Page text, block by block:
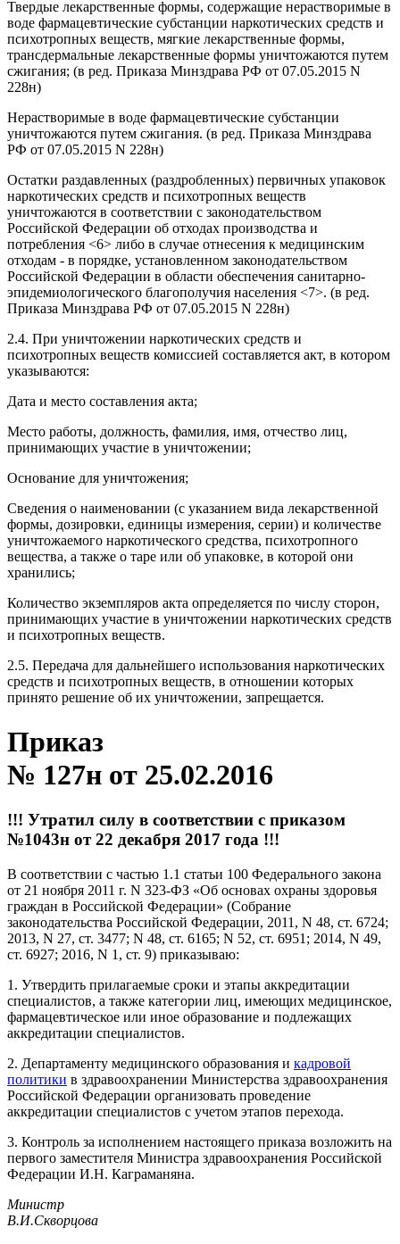
Твердые лекарственные формы, содержащие нерастворимые в
воде фармацевтические субстанции наркотических средств и
психотропных веществ, мягкие лекарственные формы,
трансдермальные лекарственные формы уничтожаются путем
сжигания; (в ред. Приказа Минздрава РФ от 07.05.2015 N
228н)
Нерастворимые в воде фармацевтические субстанции
уничтожаются путем сжигания. (в ред. Приказа Минздрава
РФ от 07.05.2015 N 228н)
Остатки раздавленных (раздробленных) первичных упаковок
наркотических средств и психотропных веществ
уничтожаются в соответствии с законодательством
Российской Федерации об отходах производства и
потребления <6> либо в случае отнесения к медицинским
отходам - в порядке, установленном законодательством
Российской Федерации в области обеспечения санитарно-
эпидемиологического благополучия населения <7>. (в ред.
Приказа Минздрава РФ от 07.05.2015 N 228н)
2.4. При уничтожении наркотических средств и
психотропных веществ комиссией составляется акт, в котором
указываются:
Дата и место составления акта;
Место работы, должность, фамилия, имя, отчество лиц,
принимающих участие в уничтожении;
Основание для уничтожения;
Сведения о наименовании (с указанием вида лекарственной
формы, дозировки, единицы измерения, серии) и количестве
уничтожаемого наркотического средства, психотропного
вещества, а также о таре или об упаковке, в которой они
хранились;
Количество экземпляров акта определяется по числу сторон,
принимающих участие в уничтожении наркотических средств
и психотропных веществ.
2.5. Передача для дальнейшего использования наркотических
средств и психотропных веществ, в отношении которых
принято решение об их уничтожении, запрещается.
Приказ
№ 127н от 25.02.2016
!!! Утратил силу в соответствии с приказом
№1043н от 22 декабря 2017 года !!!
В соответствии с частью 1.1 статьи 100 Федерального закона
от 21 ноября 2011 г. N 323-ФЗ «Об основах охраны здоровья
граждан в Российской Федерации» (Собрание
законодательства Российской Федерации, 2011, N 48, ст. 6724;
2013, N 27, ст. 3477; N 48, ст. 6165; N 52, ст. 6951; 2014, N 49,
ст. 6927; 2016, N 1, ст. 9) приказываю:
1. Утвердить прилагаемые сроки и этапы аккредитации
специалистов, а также категории лиц, имеющих медицинское,
фармацевтическое или иное образование и подлежащих
аккредитации специалистов.
2. Департаменту медицинского образования и кадровой
политики в здравоохранении Министерства здравоохранения
Российской Федерации организовать проведение
аккредитации специалистов с учетом этапов перехода.
3. Контроль за исполнением настоящего приказа возложить на
первого заместителя Министра здравоохранения Российской
Федерации И.Н. Каграманяна.
Министр
В.И.Скворцова